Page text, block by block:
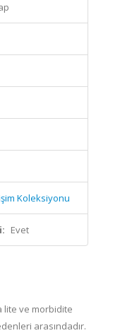
Koleksiyonu
Evet
lite ve morbidite
arasındadır.